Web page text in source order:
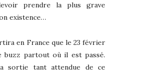
prendre la plus grave
existence…
en France que le 23 février
buzz partout où il est passé.
sortie tant attendue de ce